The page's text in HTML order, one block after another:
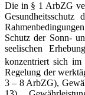
Die in § 1 ArbZG
Gesundheitsschutz
Schutz der Sonn-
seelischen
konzentriert sich im
Regelung der
3 – 8 ArbZG),